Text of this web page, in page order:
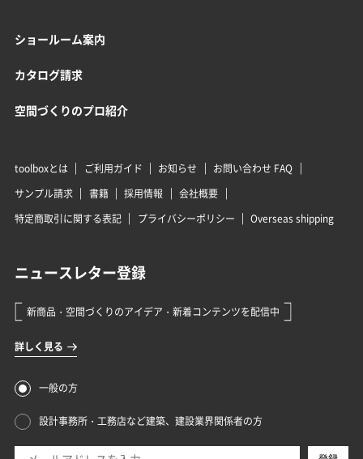
ショールーム案内
カタログ請求
空間づくりのプロ紹介
toolboxとは ご利用ガイド お知らせ
お問い合わせ FAQ
サンプル請求
書籍 採用情報
会社概要
特定商取引に関する表記
プライバシーポリシー Overseas shipping